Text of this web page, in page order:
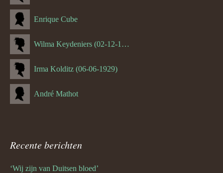
Enrique Cube
Wilma Keydeniers (02-12-1953)
Irma Kolditz (06-06-1929)
André Mathot
Recente berichten
‘Wij zijn van Duitsen bloed’